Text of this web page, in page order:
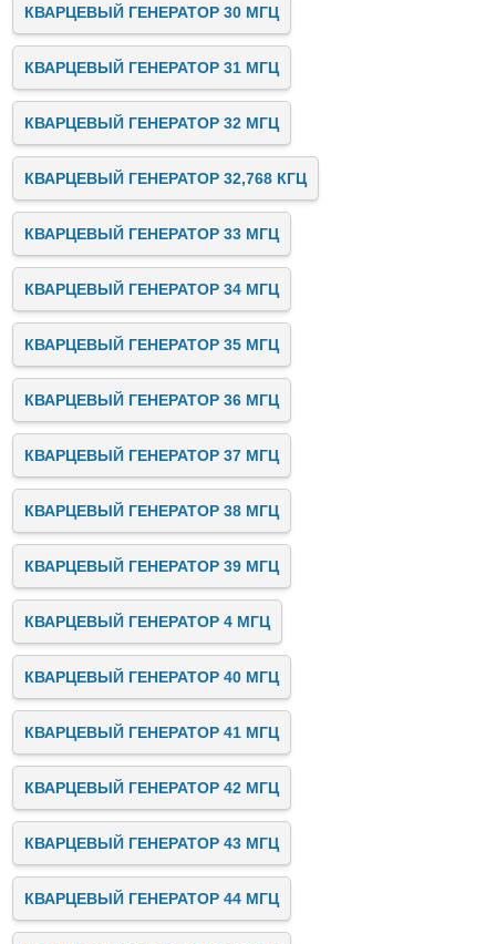
КВАРЦЕВЫЙ ГЕНЕРАТОР 30 МГЦ
КВАРЦЕВЫЙ ГЕНЕРАТОР 31 МГЦ
КВАРЦЕВЫЙ ГЕНЕРАТОР 32 МГЦ
КВАРЦЕВЫЙ ГЕНЕРАТОР 32,768 КГЦ
КВАРЦЕВЫЙ ГЕНЕРАТОР 33 МГЦ
КВАРЦЕВЫЙ ГЕНЕРАТОР 34 МГЦ
КВАРЦЕВЫЙ ГЕНЕРАТОР 35 МГЦ
КВАРЦЕВЫЙ ГЕНЕРАТОР 36 МГЦ
КВАРЦЕВЫЙ ГЕНЕРАТОР 37 МГЦ
КВАРЦЕВЫЙ ГЕНЕРАТОР 38 МГЦ
КВАРЦЕВЫЙ ГЕНЕРАТОР 39 МГЦ
КВАРЦЕВЫЙ ГЕНЕРАТОР 4 МГЦ
КВАРЦЕВЫЙ ГЕНЕРАТОР 40 МГЦ
КВАРЦЕВЫЙ ГЕНЕРАТОР 41 МГЦ
КВАРЦЕВЫЙ ГЕНЕРАТОР 42 МГЦ
КВАРЦЕВЫЙ ГЕНЕРАТОР 43 МГЦ
КВАРЦЕВЫЙ ГЕНЕРАТОР 44 МГЦ